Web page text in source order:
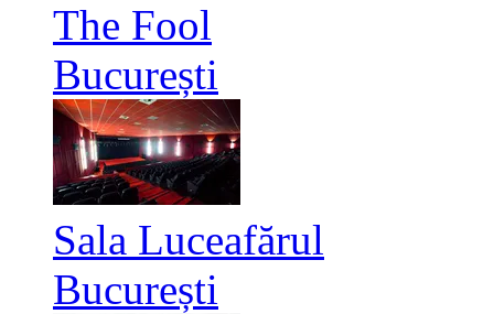
The Fool
București
Sala Luceafărul
București